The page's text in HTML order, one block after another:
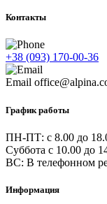
Контакты
+38 (093) 170-00-36
Email
График работы
ПН-ПТ: c 8.00 до
Суббота с 10.00 до
ВС: В телефонном
Информация